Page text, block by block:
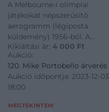
aerogramm (légiposta
küldemény) 1956-ból.
Verzóján egy
Ausztráliában élő
magyar kivándorlónak
egy Ausztriába
menekült ma
A Melbourne-i olimpiai
játékokat népszerűsítő
aerogramm (légiposta
küldemény) 1956-ból. A
Melbourne-i olimpiai
játékokat népszerűsítő
aerogramm (légiposta
küldemény) 1956-ból.
Verzóján egy Ausztráliában
Kikiáltási ár: 4 000 Ft
Aukció:
120. Mike Portobello árverés
Aukció időpontja: 2023-12-03
18:00
MEGTEKINTEM